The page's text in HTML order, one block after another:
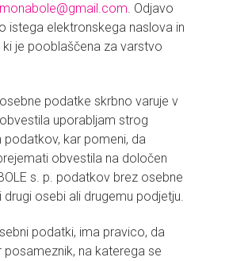
. Odjavo
istega elektronskega naslova in
je pooblaščena za varstvo
podatke skrbno varuje v
uporabljam strog
kar pomeni, da
obvestila na določen
s. p. podatkov brez osebne
osebi ali drugemu podjetju.
podatki, ima pravico, da
na katerega se